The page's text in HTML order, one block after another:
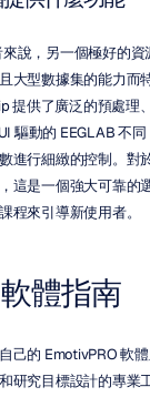
說，另一個極好的
大型數據集的能力而
提供了廣泛的預處理
驅動的 EEGLAB 不
進行細緻的控制。對
這是一個強大可靠的選
程來引導新使用者。
體指南
己的 EmotivPRO 軟
研究目標設計的專業